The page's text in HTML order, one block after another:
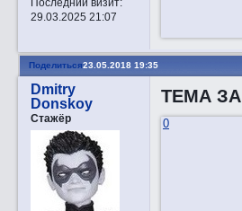
Последний визит:
29.03.2025 21:07
Поделиться23.05.2018 19:35
Dmitry
Donskoy
Стажёр
ТЕМА
0